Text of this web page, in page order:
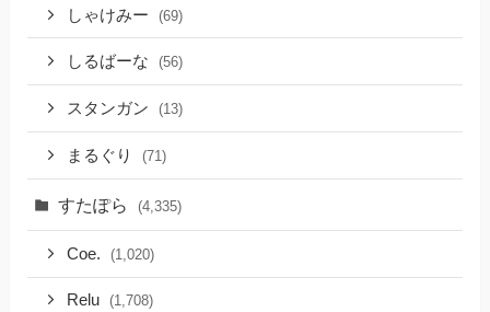
しゃけみー (69)
しるばーな (56)
スタンガン (13)
まるぐり (71)
すたぽら (4,335)
Coe. (1,020)
Relu (1,708)